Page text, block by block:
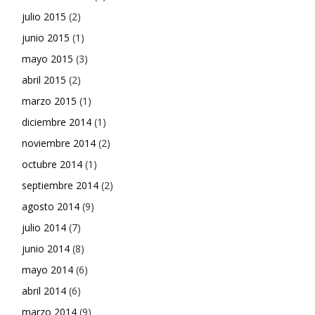
julio 2015 (2)
junio 2015 (1)
mayo 2015 (3)
abril 2015 (2)
marzo 2015 (1)
diciembre 2014 (1)
noviembre 2014 (2)
octubre 2014 (1)
septiembre 2014 (2)
agosto 2014 (9)
julio 2014 (7)
junio 2014 (8)
mayo 2014 (6)
abril 2014 (6)
marzo 2014 (9)